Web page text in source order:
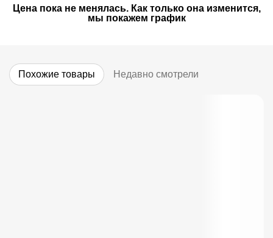
Цена пока не менялась. Как только она изменится,
мы покажем график
Похожие товары Недавно смотрели